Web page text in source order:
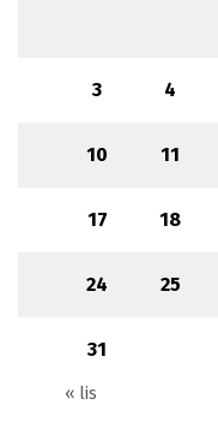
« lis
3 4
10 11
17 18
24 25
31